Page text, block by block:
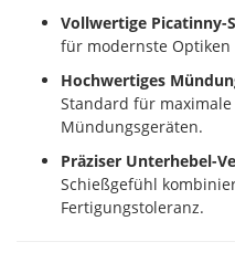
Vollwertige Picatinny-
für modernste
Hochwertiges
Standard für
Mündungsgeräten.
Präziser Unterhebel-
Schießgefühl
Fertigungstoleranz.